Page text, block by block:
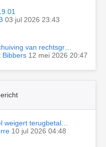
03 jul 2026 23:43
van rechtsgr…
Bibbers 12 mei 2026 20:47
weigert terugbetal…
10 jul 2026 04:48